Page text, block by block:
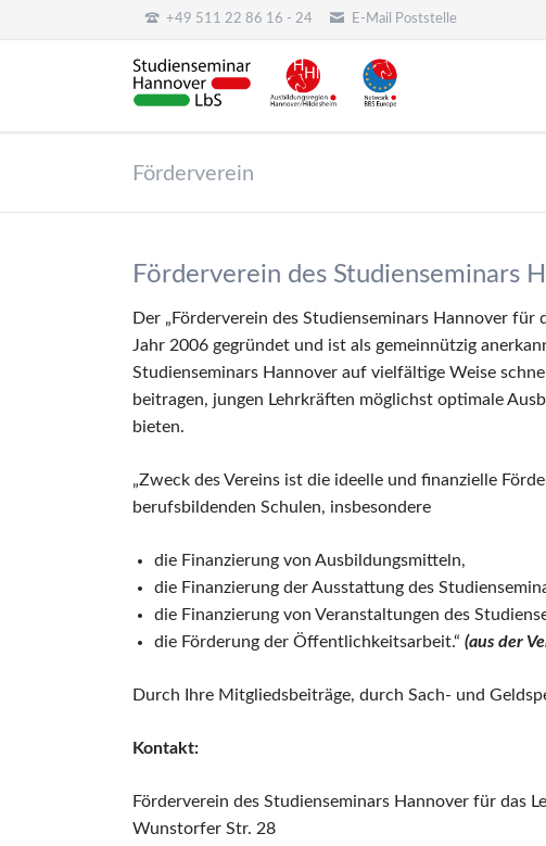
+49 511 22 86 16 - 24 E-Mail Poststelle
Förderverein
Förderverein des Studienseminars
Der „Förderverein des Studienseminars Hannover für
Jahr 2006 gegründet und ist als gemeinnützig
Studienseminars Hannover auf vielfältige Weise
beitragen, jungen Lehrkräften möglichst optimale
bieten.
„Zweck des Vereins ist die ideelle und finanzielle
berufsbildenden Schulen, insbesondere
die Finanzierung von Ausbildungsmitteln,
die Finanzierung der Ausstattung des
die Finanzierung von Veranstaltungen des
die Förderung der Öffentlichkeitsarbeit.“ (aus der
Durch Ihre Mitgliedsbeiträge, durch Sach- und
Kontakt:
Förderverein des Studienseminars Hannover für das
Wunstorfer Str. 28